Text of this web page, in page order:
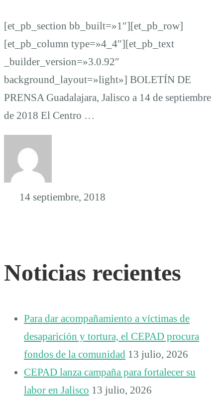
[et_pb_section bb_built=»1″][et_pb_row]
[et_pb_column type=»4_4″][et_pb_text
_builder_version=»3.0.92″
background_layout=»light»] BOLETÍN DE
PRENSA Guadalajara, Jalisco a 14 de septiembre
de 2018 El Centro …
14 septiembre, 2018
Noticias recientes
Para dar acompañamiento a víctimas de
desaparición y tortura, el CEPAD procura
fondos de la comunidad 13 julio, 2026
CEPAD lanza campaña para fortalecer su
labor en Jalisco 13 julio, 2026